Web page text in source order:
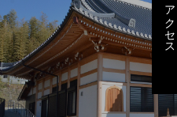
アクセス